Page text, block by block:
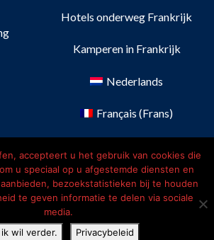
Hotels onderweg Frankrijk
Kamperen in Frankrijk
Nederlands
Français (Frans)
English Engels
accepteert u het gebruik van cookies die
u speciaal op u afgestemde diensten en
bezoekstatistieken bij te houden
te geven informatie te delen via sociale
media.
wil verder.
Privacybeleid